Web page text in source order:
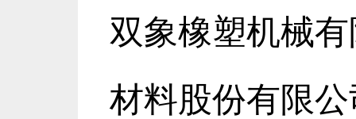
双象橡塑机械
材料股份有限